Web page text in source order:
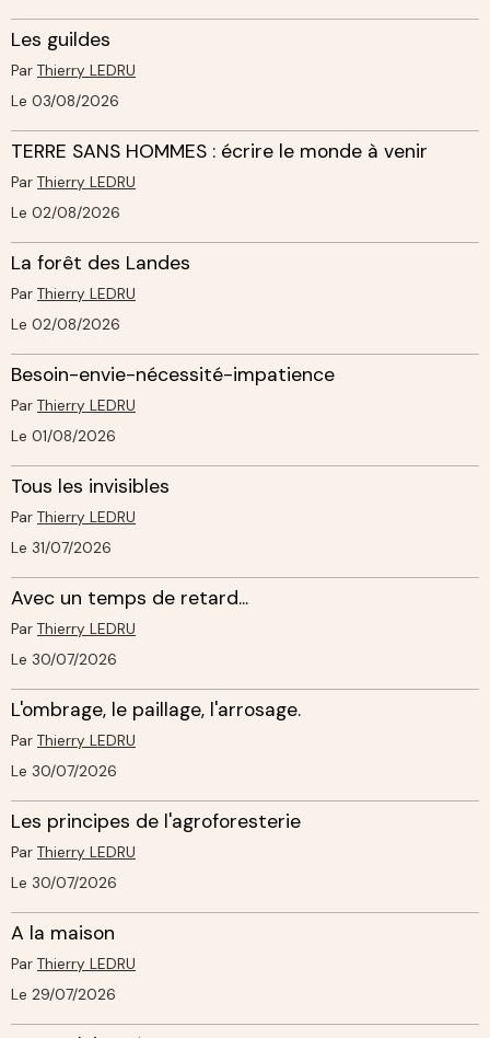
Les guildes
Par Thierry LEDRU
Le 03/08/2026
TERRE SANS HOMMES : écrire le monde à venir
Par Thierry LEDRU
Le 02/08/2026
La forêt des Landes
Par Thierry LEDRU
Le 02/08/2026
Besoin-envie-nécessité-impatience
Par Thierry LEDRU
Le 01/08/2026
Tous les invisibles
Par Thierry LEDRU
Le 31/07/2026
Avec un temps de retard...
Par Thierry LEDRU
Le 30/07/2026
L'ombrage, le paillage, l'arrosage.
Par Thierry LEDRU
Le 30/07/2026
Les principes de l'agroforesterie
Par Thierry LEDRU
Le 30/07/2026
A la maison
Par Thierry LEDRU
Le 29/07/2026